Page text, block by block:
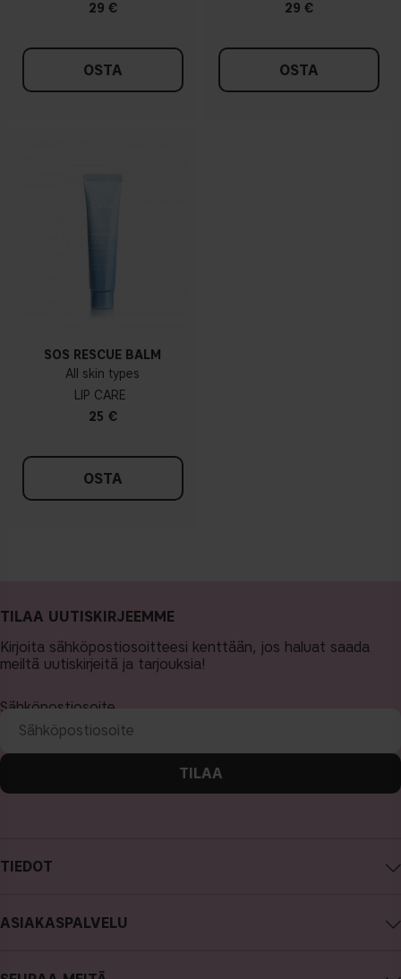
29 €
OSTA
29 €
OSTA
SOS RESCUE BALM
All skin types
LIP CARE
25 €
OSTA
TIEDOT
Työpaikat
ASIAKASPALVELU
TILAA UUTISKIRJEEMME
Kirjoita sähköpostiosoitteesi kenttään, jos haluat saada
meiltä uutiskirjeitä ja tarjouksia!
Sähköpostiosoite
TILAA